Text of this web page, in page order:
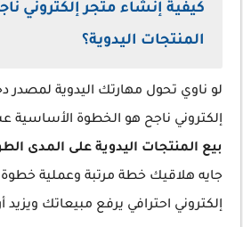
كيفية إنشاء متجر إلكتروني
المنتجات اليدوية؟
لو ناوي تحول مهارتك اليدوية لمصدر
إلكتروني ناجح هو الخطوة
بيع المنتجات اليدوية على المدى
جايه هلاقيك خطة مرتبة وعملية خطوة
إلكتروني احترافي يرفع مبيعاتك ويزيد